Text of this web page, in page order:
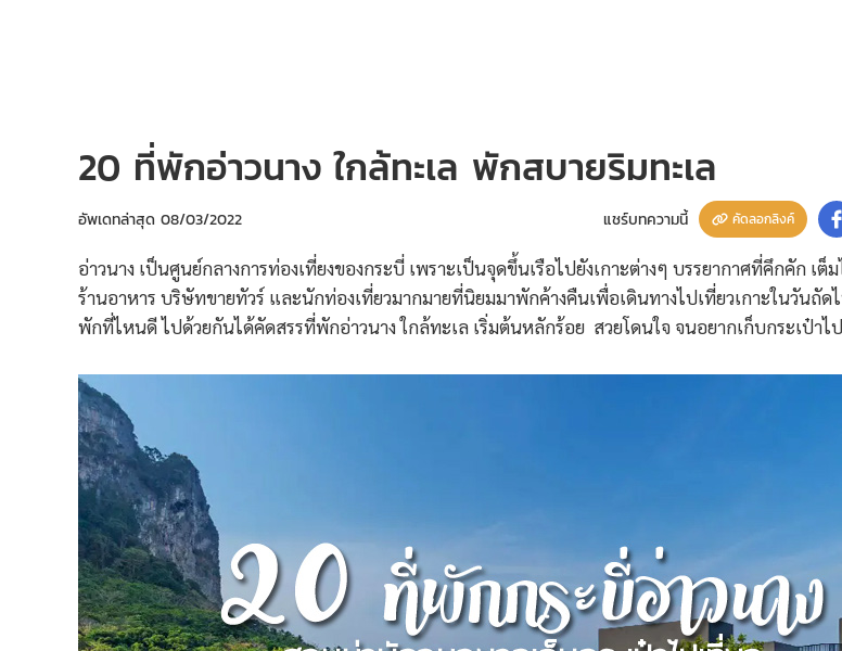
20 ที่พักอ่าวนาง ใกล้ทะเล พักสบายริมทะเล
อัพเดทล่าสุด 08/03/2022 แชร์บทความนี้ คัดลอกลิงค์
อ่าวนาง เป็นศูนย์กลางการท่องเที่ยงของกระบี่ เพราะเป็นจุดขึ้นเรือไปยังเกาะต่างๆ บรรยากาศที่คึกคัก เต็
ร้านอาหาร บริษัทขายทัวร์ และนักท่องเที่ยวมากมายที่นิยมมาพักค้างคืนเพื่อเดินทางไปเที่ยวเกาะในวันถัด
พักที่ไหนดี ไปด้วยกันได้คัดสรรที่พักอ่าวนาง ใกล้ทะเล เริ่มต้นหลักร้อย สวยโดนใจ จนอยากเก็บกระเป๋าไ